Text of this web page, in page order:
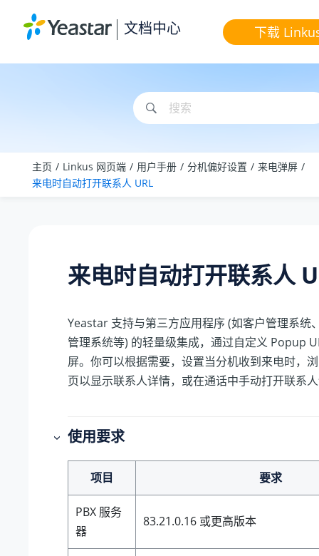
文档中心 下载
主页 Linkus 网页端 用户手册 分机偏好设置
来电弹屏
来电时自动打开联系人 URL
来电时自动打开联系人
Yeastar 支持与第三方应用程序 (如客户管理系统
管理系统等) 的轻量级集成，通过自定义 Popup
屏。你可以根据需要，设置当分机收到来电时，
页以显示联系人详情，或在通话中手动打开联系
使用要求
项目 要求
PBX 服务
器
83.21.0.16 或更高版本